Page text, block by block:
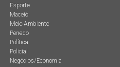
Esporte
Maceió
Meio Ambiente
Penedo
Política
Policial
Negócios/Economia